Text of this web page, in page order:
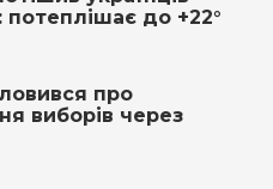
потеплішає до +22°
про
виборів через